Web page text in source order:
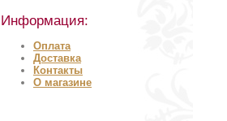
Информация:
Оплата
Доставка
Контакты
О магазине